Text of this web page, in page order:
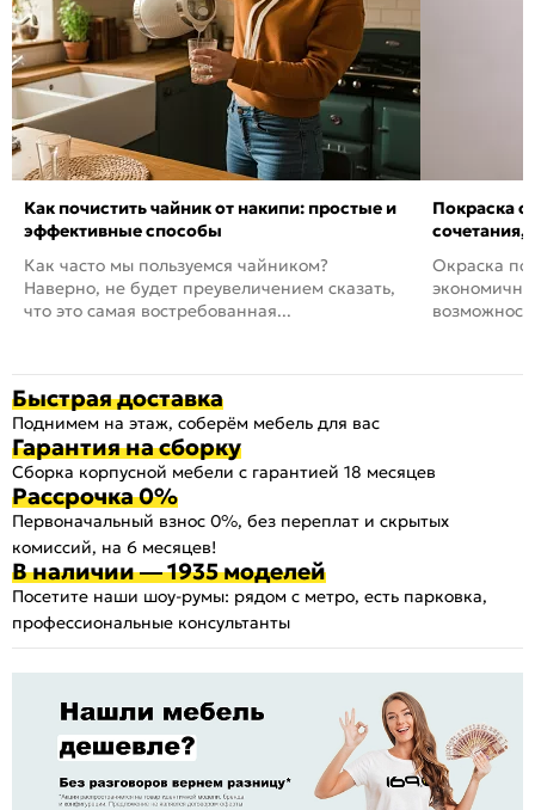
Как почистить чайник от накипи: простые и
эффективные способы
Как часто мы пользуемся чайником?
Наверно, не будет преувеличением сказать,
что это самая востребованная...
Покраска
сочетания,
Окраска
Быстрая доставка
Поднимем на этаж, соберём мебель для вас
Гарантия на сборку
Сборка корпусной мебели с гарантией 18 месяцев
Рассрочка 0%
Первоначальный взнос 0%, без переплат и скрытых
комиссий, на 6 месяцев!
В наличии — 1935 моделей
Посетите наши шоу-румы: рядом с метро, есть парковка,
профессиональные консультанты